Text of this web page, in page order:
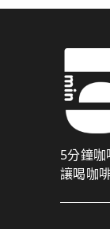
5分鐘咖
讓喝咖